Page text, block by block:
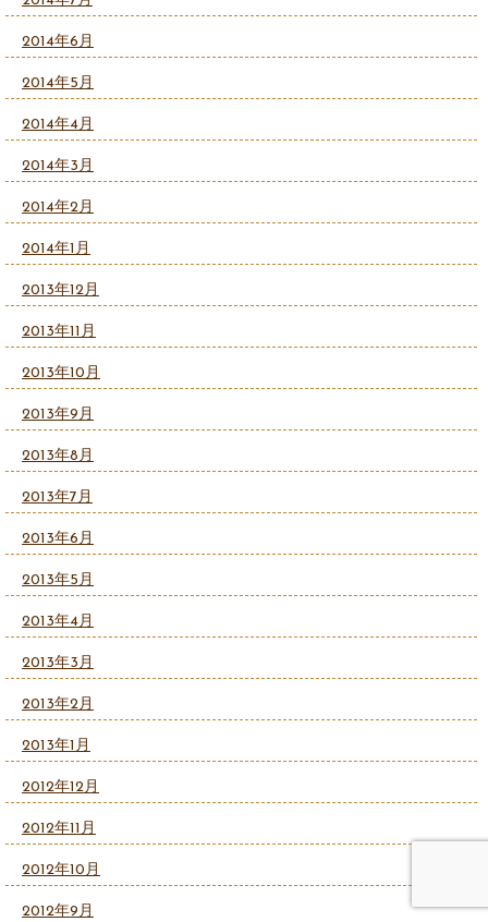
2014年6月
2014年5月
2014年4月
2014年3月
2014年2月
2014年1月
2013年12月
2013年11月
2013年10月
2013年9月
2013年8月
2013年7月
2013年6月
2013年5月
2013年4月
2013年3月
2013年2月
2013年1月
2012年12月
2012年11月
2012年10月
2012年9月